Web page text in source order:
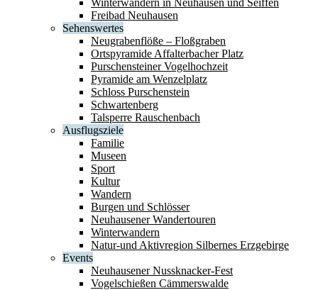
Winterwandern in Neuhausen und Seiffen
Freibad Neuhausen
Sehenswertes
Neugrabenflöße – Floßgraben
Ortspyramide Affalterbacher Platz
Purschensteiner Vogelhochzeit
Pyramide am Wenzelplatz
Schloss Purschenstein
Schwartenberg
Talsperre Rauschenbach
Ausflugsziele
Familie
Museen
Sport
Kultur
Wandern
Burgen und Schlösser
Neuhausener Wandertouren
Winterwandern
Natur-und Aktivregion Silbernes Erzgebirge
Events
Neuhausener Nussknacker-Fest
Vogelschießen Cämmerswalde